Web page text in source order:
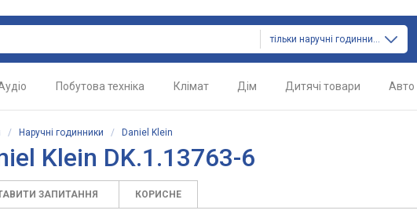
тільки наручні годинники
Побутова техніка Клімат Дім Дитячі товари Авто
/ Наручні годинники / Daniel Klein
Klein DK.1.13763-6
ЗАПИТАННЯ КОРИСНЕ